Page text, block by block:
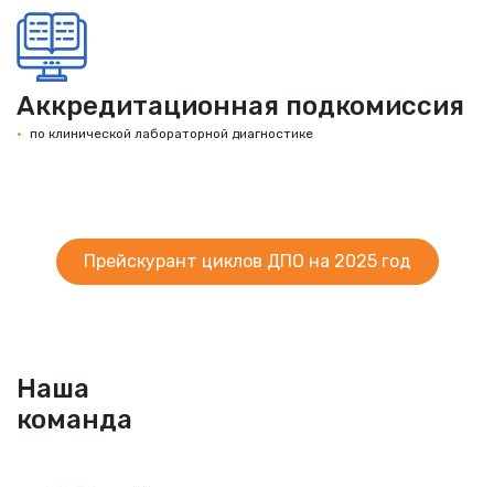
Аккредитационная подкомиссия
по клинической лабораторной диагностике
Прейскурант циклов ДПО на 2025 год
Наша
команда